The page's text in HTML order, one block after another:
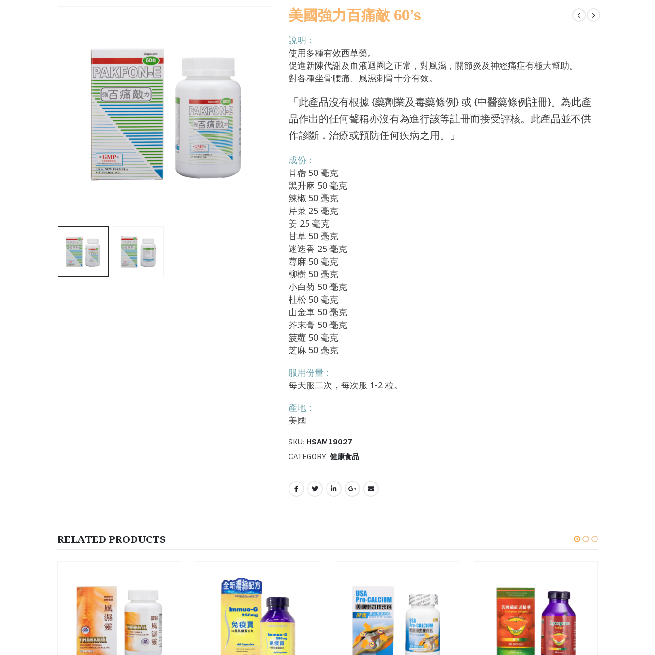
美國強力百痛敵 60’s
說明：
使用多種有效西草藥。
促進新陳代謝及血液迴圈之正常，對風濕，關節炎及神經痛症有極大幫助。
對各種坐骨腰痛、風濕刺骨十分有效。
「此產品沒有根據 {藥劑業及毒藥條例} 或 {中醫藥條例註冊}。為此產
品作出的任何聲稱亦沒有為進行該等註冊而接受評核。此產品並不供
作診斷，治療或預防任何疾病之用。」
成份：
苜蓿 50 毫克
黑升麻 50 毫克
辣椒 50 毫克
芹菜 25 毫克
姜 25 毫克
甘草 50 毫克
迷迭香 25 毫克
蕁麻 50 毫克
柳樹 50 毫克
小白菊 50 毫克
杜松 50 毫克
山金車 50 毫克
芥末膏 50 毫克
菠蘿 50 毫克
芝麻 50 毫克
服用份量：
每天服二次，每次服 1-2 粒。
產地：
美國
SKU: HSAM19027
CATEGORY: 健康食品
RELATED PRODUCTS